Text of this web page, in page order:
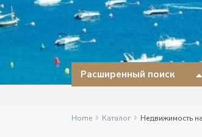
Расширенный поиск
Home Каталог Недвижимость